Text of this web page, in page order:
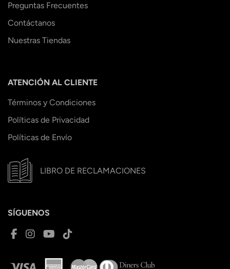
Preguntas Frecuentes
Contáctanos
Nuestras Tiendas
ATENCIÓN AL CLIENTE
Términos y Condiciones
Políticas de Privacidad
Políticas de Envío
LIBRO DE RECLAMACIONES
SÍGUENOS